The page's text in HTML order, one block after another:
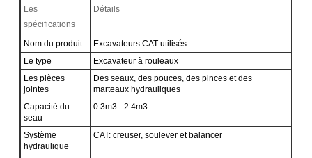
Les
spécifications
Détails
Nom du produit
Excavateurs CAT utilisés
Le type
Excavateur à rouleaux
Les pièces
jointes
Des seaux, des pouces, des pinces et des
marteaux hydrauliques
Capacité du
seau
0.3m3 - 2.4m3
Système
hydraulique
CAT: creuser, soulever et balancer